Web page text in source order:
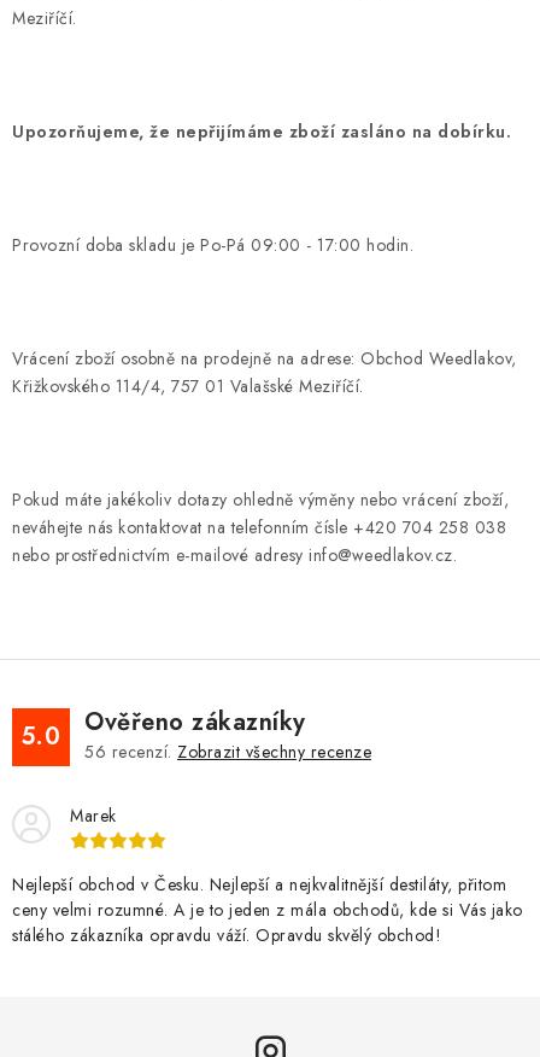
Meziříčí.
Upozorňujeme, že nepřijímáme zboží zasláno na dobírku.
Provozní doba skladu je Po-Pá 09:00 - 17:00 hodin.
Vrácení zboží osobně na prodejně na adrese: Obchod Weedlakov,
Křižkovského 114/4, 757 01 Valašské Meziříčí.
Pokud máte jakékoliv dotazy ohledně výměny nebo vrácení zboží,
neváhejte nás kontaktovat na telefonním čísle +420 704 258 038
nebo prostřednictvím e-mailové adresy info@weedlakov.cz.
5.0 Ověřeno zákazníky
56 recenzí. Zobrazit všechny recenze
Marek
Nejlepší obchod v Česku. Nejlepší a nejkvalitnější destiláty, přitom
ceny velmi rozumné. A je to jeden z mála obchodů, kde si Vás jako
stálého zákazníka opravdu váží. Opravdu skvělý obchod!